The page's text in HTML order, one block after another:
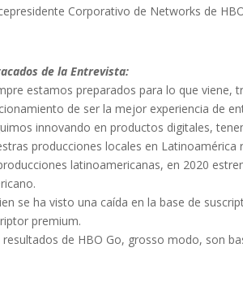
Corporativo de Networks de
de la Entrevista:
estamos preparados para lo que
de ser la mejor experiencia de
innovando en productos digitales,
producciones locales en Latinoamérica
latinoamericanas, en 2020
se ha visto una caída en la base de
premium.
resultados de HBO Go, grosso modo, son